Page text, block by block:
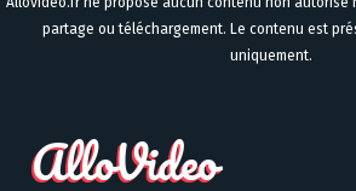
partage ou téléchargement. Le contenu est
uniquement.